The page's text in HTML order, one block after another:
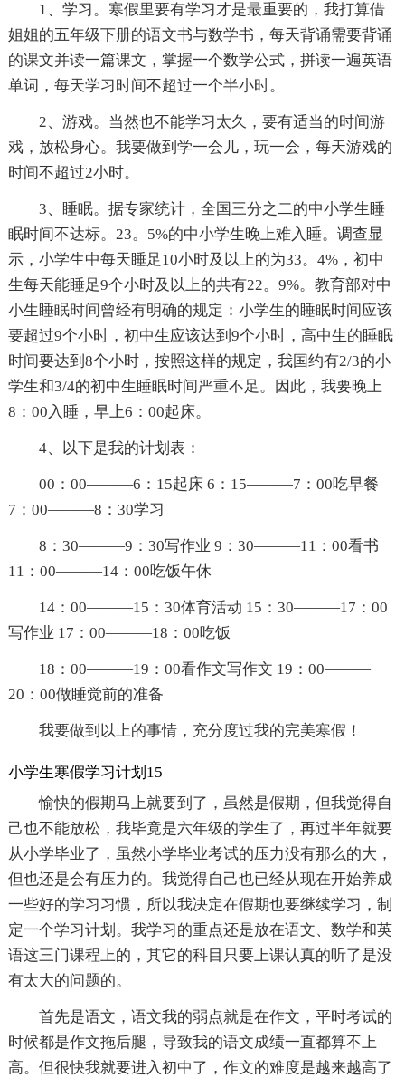
1、学习。寒假里要有学习才是最重要的，我打算借
姐姐的五年级下册的语文书与数学书，每天背诵需要背诵
的课文并读一篇课文，掌握一个数学公式，拼读一遍英语
单词，每天学习时间不超过一个半小时。
2、游戏。当然也不能学习太久，要有适当的时间游
戏，放松身心。我要做到学一会儿，玩一会，每天游戏的
时间不超过2小时。
3、睡眠。据专家统计，全国三分之二的中小学生睡
眠时间不达标。23。5%的中小学生晚上难入睡。调查显
示，小学生中每天睡足10小时及以上的为33。4%，初中
生每天能睡足9个小时及以上的共有22。9%。教育部对中
小生睡眠时间曾经有明确的规定：小学生的睡眠时间应该
要超过9个小时，初中生应该达到9个小时，高中生的睡眠
时间要达到8个小时，按照这样的规定，我国约有2/3的小
学生和3/4的初中生睡眠时间严重不足。因此，我要晚上
8：00入睡，早上6：00起床。
4、以下是我的计划表：
00：00———6：15起床 6：15———7：00吃早餐
7：00———8：30学习
8：30———9：30写作业 9：30———11：00看书
11：00———14：00吃饭午休
14：00———15：30体育活动 15：30———17：00
写作业 17：00———18：00吃饭
18：00———19：00看作文写作文 19：00———
20：00做睡觉前的准备
我要做到以上的事情，充分度过我的完美寒假！
小学生寒假学习计划15
愉快的假期马上就要到了，虽然是假期，但我觉得自
己也不能放松，我毕竟是六年级的学生了，再过半年就要
从小学毕业了，虽然小学毕业考试的压力没有那么的大，
但也还是会有压力的。我觉得自己也已经从现在开始养成
一些好的学习习惯，所以我决定在假期也要继续学习，制
定一个学习计划。我学习的重点还是放在语文、数学和英
语这三门课程上的，其它的科目只要上课认真的听了是没
有太大的问题的。
首先是语文，语文我的弱点就是在作文，平时考试的
时候都是作文拖后腿，导致我的语文成绩一直都算不上
高。但很快我就要进入初中了，作文的难度是越来越高了